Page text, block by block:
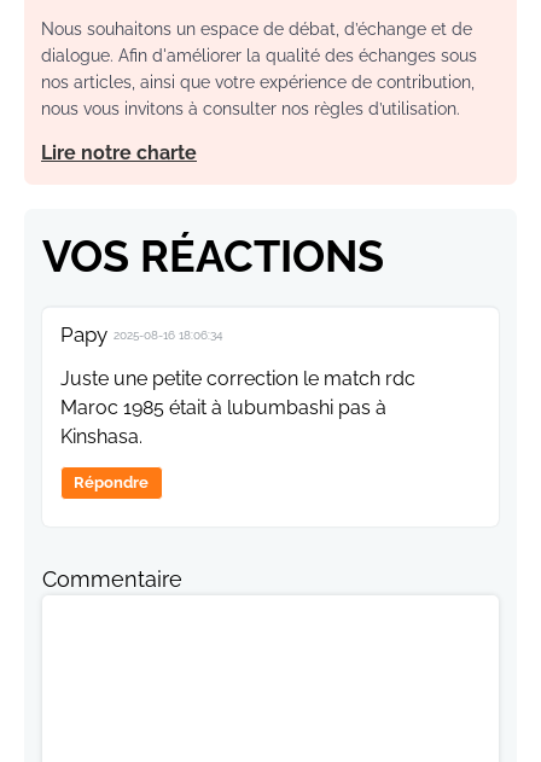
Nous souhaitons un espace de débat, d’échange et de
dialogue. Afin d'améliorer la qualité des échanges sous
nos articles, ainsi que votre expérience de contribution,
nous vous invitons à consulter nos règles d’utilisation.
Lire notre charte
VOS RÉACTIONS
Papy 2025-08-16 18:06:34
Juste une petite correction le match rdc
Maroc 1985 était à lubumbashi pas à
Kinshasa.
Répondre
Commentaire